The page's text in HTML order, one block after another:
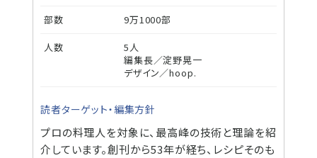
部数 9万1000部
人数
5人
編集長／淀野晃一
デザイン／hoop.
読者ターゲット・編集方針
プロの料理人を対象に、最高峰の技術と理論を紹
介しています。創刊から53年が経ち、レシピそのも